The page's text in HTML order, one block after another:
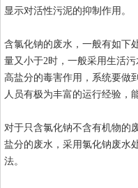
显示对活性污泥的抑制作用。
含氯化钠的废水，一般有如下
量又小于2时，一般采用生活
高盐分的毒害作用，系统要做
人员有极为丰富的运行经验，
对于只含氯化钠不含有机物的
盐分的废水，采用氯化钠废水
法。